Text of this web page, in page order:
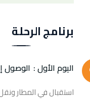
برنامج الرحلة
اليوم الأول : الوصول
استقبال في المطار ونقل